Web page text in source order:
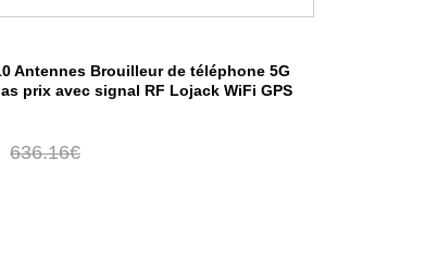
Antennes Brouilleur de téléphone 5G
prix avec signal RF Lojack WiFi GPS
636.16€